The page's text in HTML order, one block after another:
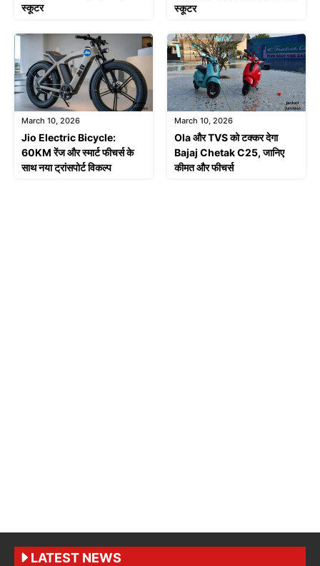
स्कूटर
स्कूटर
March 10, 2026
Jio Electric Bicycle:
60KM रेंज और स्मार्ट फीचर्स के
साथ नया ट्रांसपोर्ट विकल्प
March 10, 2026
Ola और TVS को टक्कर देगा
Bajaj Chetak C25, जानिए
कीमत और फीचर्स
LATEST NEWS